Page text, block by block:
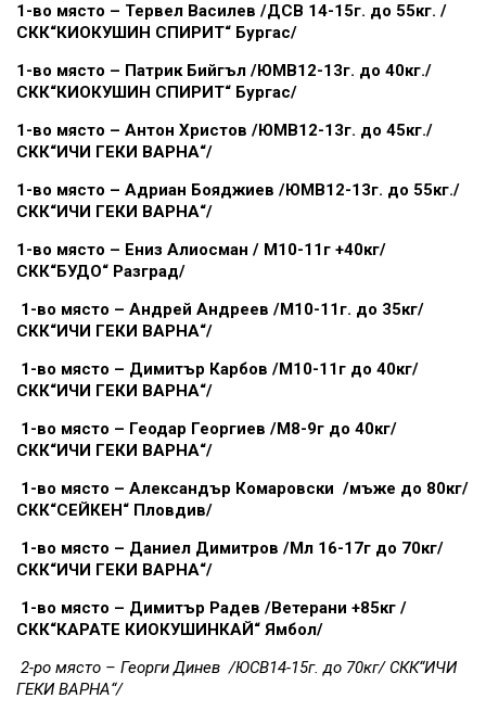
1-во място – Тервел Василев /ДСВ 14-15г. до 55кг. /
СКК“КИОКУШИН СПИРИТ“ Бургас/
1-во място – Патрик Бийгъл /ЮМВ12-13г. до 40кг./
СКК“КИОКУШИН СПИРИТ“ Бургас/
1-во място – Антон Христов /ЮМВ12-13г. до 45кг./
СКК“ИЧИ ГЕКИ ВАРНА“/
1-во място – Адриан Бояджиев /ЮМВ12-13г. до 55кг./
СКК“ИЧИ ГЕКИ ВАРНА“/
1-во място – Ениз Алиосман / М10-11г +40кг/
СКК“БУДО“ Разград/
1-во място – Андрей Андреев /М10-11г. до 35кг/
СКК“ИЧИ ГЕКИ ВАРНА“/
1-во място – Димитър Карбов /М10-11г до 40кг/
СКК“ИЧИ ГЕКИ ВАРНА“/
1-во място – Геодар Георгиев /М8-9г до 40кг/
СКК“ИЧИ ГЕКИ ВАРНА“/
1-во място – Александър Комаровски /мъже до 80кг/
СКК“СЕЙКЕН“ Пловдив/
1-во място – Даниел Димитров /Мл 16-17г до 70кг/
СКК“ИЧИ ГЕКИ ВАРНА“/
1-во място – Димитър Радев /Ветерани +85кг /
СКК“КАРАТЕ КИОКУШИНКАЙ“ Ямбол/
2-ро място – Георги Динев /ЮСВ14-15г. до 70кг/ СКК“ИЧИ
ГЕКИ ВАРНА“/